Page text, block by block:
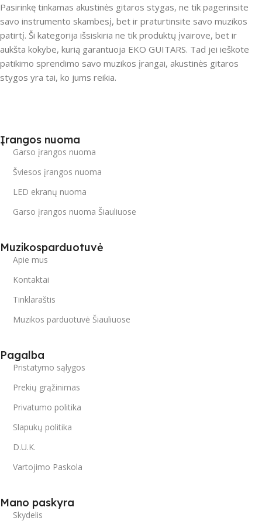
Pasirinkę tinkamas akustinės gitaros stygas, ne tik pagerinsite
savo instrumento skambesį, bet ir praturtinsite savo muzikos
patirtį. Ši kategorija išsiskiria ne tik produktų įvairove, bet ir
aukšta kokybe, kurią garantuoja EKO GUITARS. Tad jei ieškote
patikimo sprendimo savo muzikos įrangai, akustinės gitaros
stygos yra tai, ko jums reikia.
Įrangos nuoma
Garso įrangos nuoma
Šviesos įrangos nuoma
LED ekranų nuoma
Garso įrangos nuoma Šiauliuose
Muzikosparduotuvė
Apie mus
Kontaktai
Tinklaraštis
Muzikos parduotuvė Šiauliuose
Pagalba
Pristatymo sąlygos
Prekių grąžinimas
Privatumo politika
Slapukų politika
D.U.K.
Vartojimo Paskola
Mano paskyra
Skydelis